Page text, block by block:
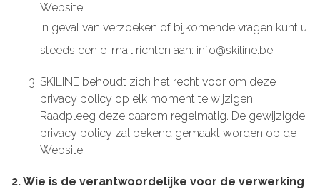
Website.
In geval van verzoeken of bijkomende vragen kunt u
steeds een e-mail richten aan: info@skiline.be.
SKILINE behoudt zich het recht voor om deze
privacy policy op elk moment te wijzigen.
Raadpleeg deze daarom regelmatig. De gewijzigde
privacy policy zal bekend gemaakt worden op de
Website.
2. Wie is de verantwoordelijke voor de verwerking